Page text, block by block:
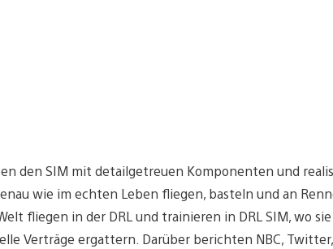
den SIM mit detailgetreuen Komponenten und
wie im echten Leben fliegen, basteln und an
fliegen in der DRL und trainieren in DRL SIM, wo sie
Verträge ergattern. Darüber berichten NBC,